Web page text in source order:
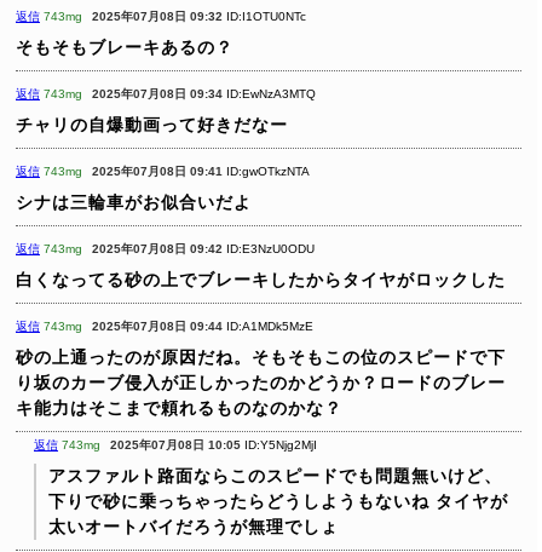
返信 743mg 2025年07月08日 09:32 ID:I1OTU0NTc
そもそもブレーキあるの？
返信 743mg 2025年07月08日 09:34 ID:EwNzA3MTQ
チャリの自爆動画って好きだなー
返信 743mg 2025年07月08日 09:41 ID:gwOTkzNTA
シナは三輪車がお似合いだよ
返信 743mg 2025年07月08日 09:42 ID:E3NzU0ODU
白くなってる砂の上でブレーキしたからタイヤがロックした
返信 743mg 2025年07月08日 09:44 ID:A1MDk5MzE
砂の上通ったのが原因だね。そもそもこの位のスピードで下
り坂のカーブ侵入が正しかったのかどうか？ロードのブレー
キ能力はそこまで頼れるものなのかな？
返信 743mg 2025年07月08日 10:05 ID:Y5Njg2MjI
アスファルト路面ならこのスピードでも問題無いけど、
下りで砂に乗っちゃったらどうしようもないね タイヤが
太いオートバイだろうが無理でしょ